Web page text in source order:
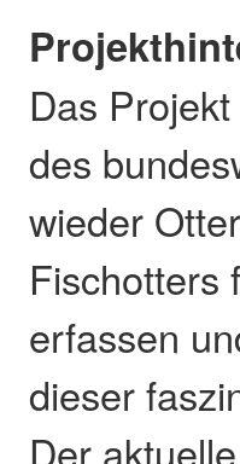
Das
des
wieder
Fischotters
erfassen
dieser
Der